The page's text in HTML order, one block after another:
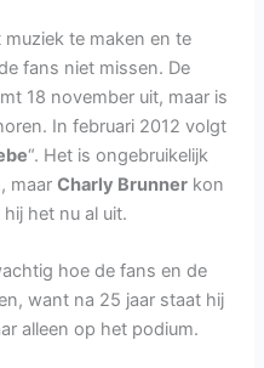
te maken en te
fans niet missen. De
18 november uit, maar is
In februari 2012 volgt
“. Het is ongebruikelijk
maarCharly Brunner kon
het nu al uit.
hoe de fans en de
want na 25 jaar staat hij
alleen op het podium.